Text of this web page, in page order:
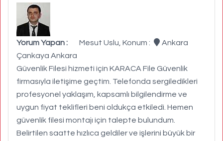
Yorum Yapan : Mesut Uslu, Konum :
Ankara
Çankaya Ankara
Güvenlik Filesi hizmeti için KARACA File Güvenlik
firmasıyla iletişime geçtim. Telefonda sergiledikleri
profesyonel yaklaşım, kapsamlı bilgilendirme ve
uygun fiyat teklifleri beni oldukça etkiledi. Hemen
güvenlik filesi montajı için talepte bulundum.
Belirtilen saatte hızlıca geldiler ve işlerini büyük bir